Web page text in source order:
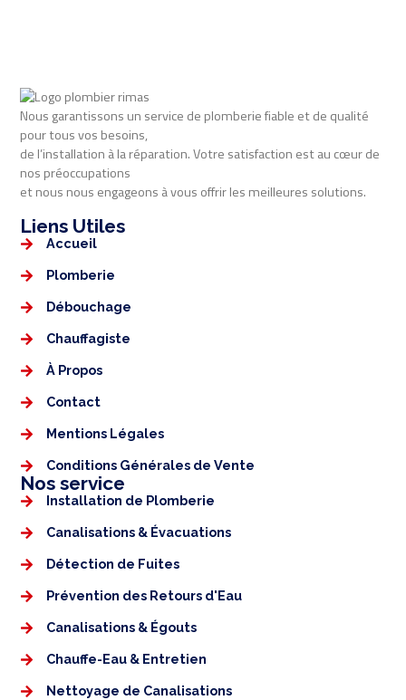
Nous garantissons un service de plomberie fiable et de qualité
pour tous vos besoins,
de l’installation à la réparation. Votre satisfaction est au cœur de
nos préoccupations
et nous nous engageons à vous offrir les meilleures solutions.
Liens Utiles​​
Accueil
Plomberie
Débouchage
Chauffagiste
À Propos
Contact
Mentions Légales​
Conditions Générales de Vente
Nos service
Installation de Plomberie
Canalisations & Évacuations
Détection de Fuites
Prévention des Retours d'Eau
Canalisations & Égouts
Chauffe-Eau & Entretien
Nettoyage de Canalisations